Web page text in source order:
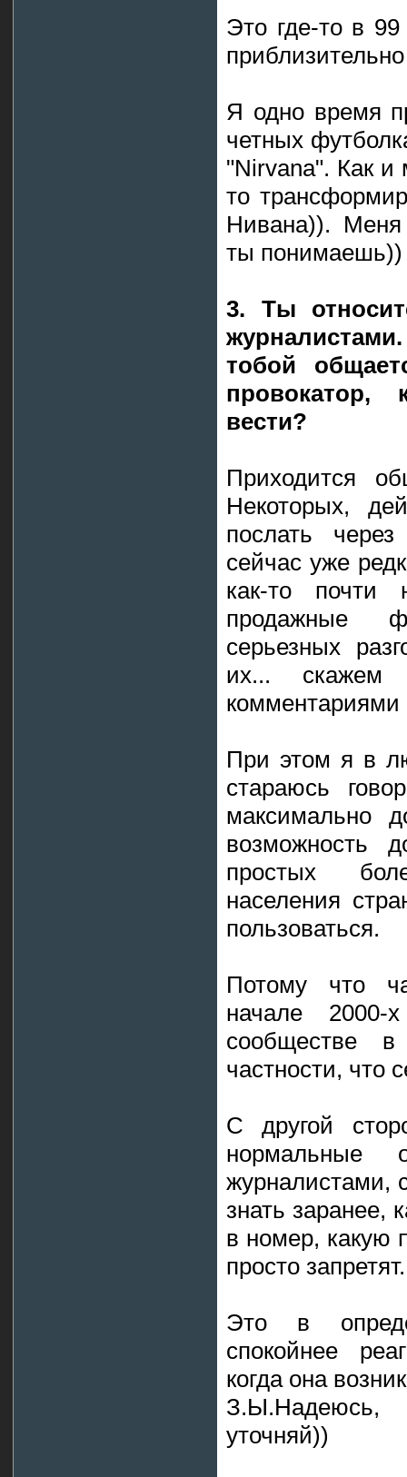
Это где-то в
Я одно время
четных
"Nirvana". Как и
то
Нивана)). Меня
ты понимаешь))
3. Ты
тобой
провокатор,
вести?
Приходится
Некоторых,
послать
сейчас уже
как-то почти
продажные
серьезных
их... скажем
комментариями
При этом я в
стараюсь
максимально
возможность
простых
населения
пользоваться.
Потому что
начале
сообществе
частности, что
С другой
нормальные
журналистами,
знать заранее,
в номер, какую
просто запретят.
Это в
спокойнее
когда она
З.Ы.Надеюсь,
уточняй))